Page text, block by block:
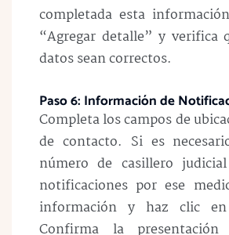
completada esta
“Agregar detalle” y verifica
datos sean correctos.
Paso 6: Información de
Completa los campos de
de contacto. Si es
número de casillero
notificaciones por ese
información y haz clic en
Confirma la